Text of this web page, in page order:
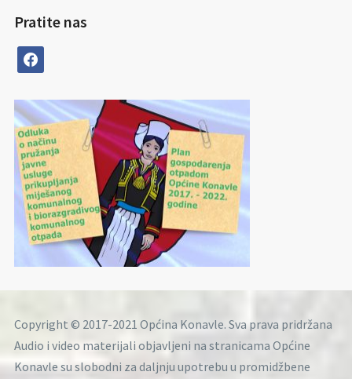
Pratite nas
facebook
Copyright © 2017-2021 Općina Konavle. Sva prava pridržana
Audio i video materijali objavljeni na stranicama Općine
Konavle su slobodni za daljnju upotrebu u promidžbene